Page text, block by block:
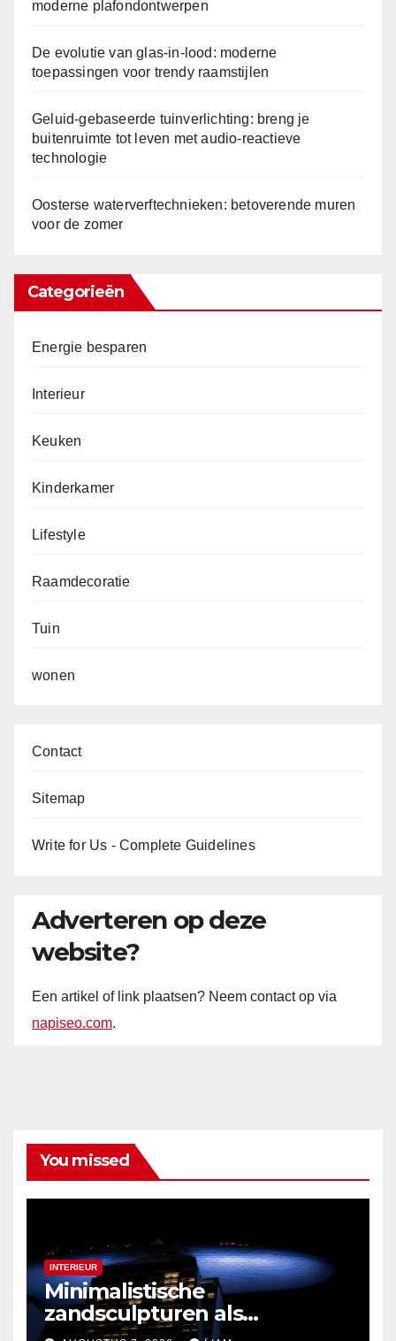
moderne plafondontwerpen
De evolutie van glas-in-lood: moderne
toepassingen voor trendy raamstijlen
Geluid-gebaseerde tuinverlichting: breng je
buitenruimte tot leven met audio-reactieve
technologie
Oosterse waterverftechnieken: betoverende muren
voor de zomer
Categorieën
Energie besparen
Interieur
Keuken
Kinderkamer
Lifestyle
Raamdecoratie
Tuin
wonen
Contact
Sitemap
Write for Us - Complete Guidelines
Adverteren op deze
website?
Een artikel of link plaatsen? Neem contact op via
napiseo.com.
You missed
INTERIEUR
Minimalistische
zandsculpturen als
interieurdecoratie